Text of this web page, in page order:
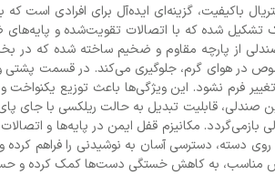
باکیفیت، گزینه‌ای ایده‌آل برای افرادی است که
شده که با اتصالات تقویت‌شده و پایه‌های
از پارچه مقاوم و ضخیم ساخته شده که در
در هوای گرم، جلوگیری می‌کند. در قسمت
فرم نشود. این ویژگی‌ها باعث توزیع
قابلیت تبدیل به حالت ریلکسی با جای
مکانیزم قفل ایمن در پایه‌ها و
دسترسی آسان به نوشیدنی را فراهم کرده و
مناسب، به کاهش خستگی دست‌ها کمک کرده و حس